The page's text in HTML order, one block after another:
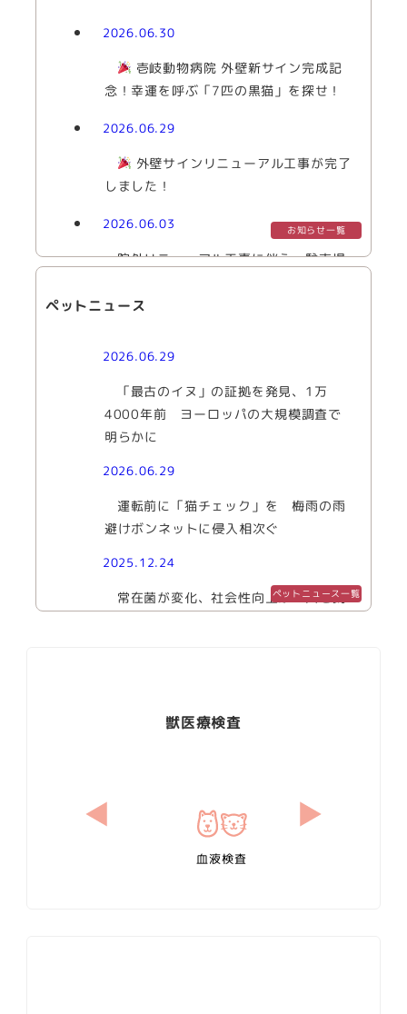
お知らせ一覧
2026.06.30
壱岐動物病院 外壁新サイン完成記
念！幸運を呼ぶ「7匹の黒猫」を探せ！
2026.06.29
外壁サインリニューアル工事が完了
しました！
2026.06.03
院外リニューアル工事に伴う、駐車場
ペットニュース
ペットニュース一覧
2026.06.29
「最古のイヌ」の証拠を発見、1万
4000年前 ヨーロッパの大規模調査で
明らかに
2026.06.29
運転前に「猫チェック」を 梅雨の雨
避けボンネットに侵入相次ぐ
2025.12.24
常在菌が変化、社会性向上か 犬を飼
獣医療検査
血液検査